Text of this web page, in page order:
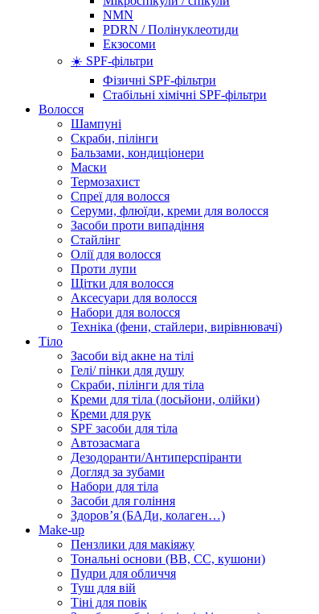
NMN
PDRN / Полінуклеотиди
Екзосоми
☀️ SPF-фільтри
Фізичні SPF-фільтри
Стабільні хімічні SPF-фільтри
Волосся
Шампуні
Скраби, пілінги
Бальзами, кондиціонери
Маски
Термозахист
Спреї для волосся
Серуми, флюїди, креми для волосся
Засоби проти випадіння
Стайлінг
Олії для волосся
Проти лупи
Щітки для волосся
Аксесуари для волосся
Набори для волосся
Техніка (фени, стайлери, вирівнювачі)
Тіло
Засоби від акне на тілі
Гелі/ пінки для душу
Скраби, пілінги для тіла
Креми для тіла (лосьйони, олійки)
Креми для рук
SPF засоби для тіла
Автозасмага
Дезодоранти/Антиперспіранти
Догляд за зубами
Набори для тіла
Засоби для гоління
Здоровʼя (БАДи, колаген…)
Make-up
Пензлики для макіяжу
Тональні основи (BB, CC, кушони)
Пудри для обличчя
Туш для вій
Тіні для повік